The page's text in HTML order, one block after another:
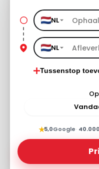
NL
NL
Tussenstop
★5,0Google·